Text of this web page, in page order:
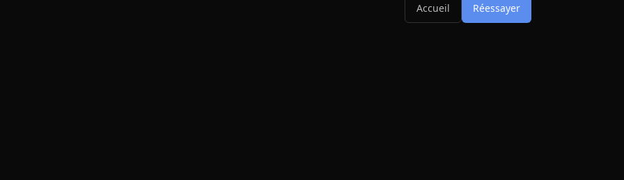
Accueil Réessayer